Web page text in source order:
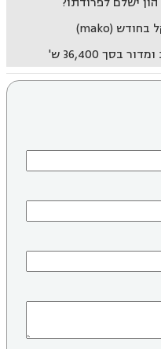
בסך 36,400 ש'